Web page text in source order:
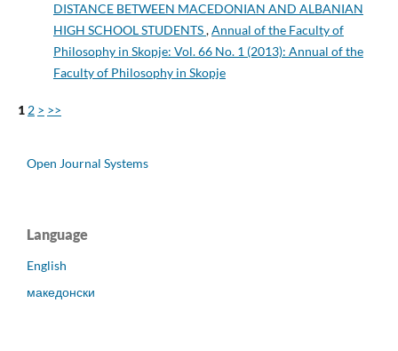
DISTANCE BETWEEN MACEDONIAN AND ALBANIAN
HIGH SCHOOL STUDENTS,Annual of the Faculty of
Philosophy in Skopje: Vol. 66 No. 1 (2013): Annual of the
Faculty of Philosophy in Skopje
1 2 > >>
Open Journal Systems
Language
English
македонски